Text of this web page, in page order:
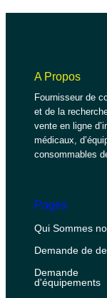
A Propos
Fournisseur de
et de la
vente en ligne
médicaux,
consommables
Pages
Qui Sommes
Demande de
Demande
d'équipements